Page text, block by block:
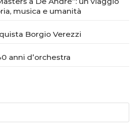
musica e umanità
Borgio Verezzi
anni d’orchestra